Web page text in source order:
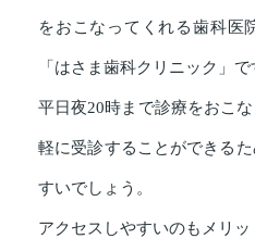
をおこなってくれる歯科医
「はさま歯科クリニック」で
平日夜20時まで診療をおこ
軽に受診することができる
すいでしょう。
アクセスしやすいのもメリッ